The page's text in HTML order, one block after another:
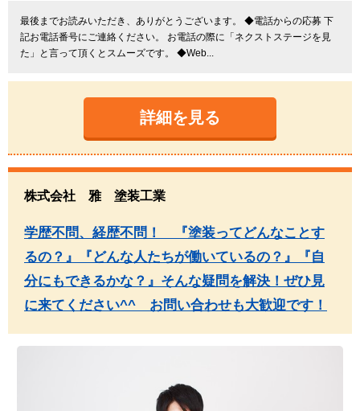
最後までお読みいただき、ありがとうございます。 ◆電話からの応募 下
記お電話番号にご連絡ください。 お電話の際に「ネクストステージを見
た」と言って頂くとスムーズです。 ◆Web...
詳細を見る
株式会社 雅 塗装工業
学歴不問、経歴不問！ 『塗装ってどんなことす
るの？』『どんな人たちが働いているの？』『自
分にもできるかな？』そんな疑問を解決！ぜひ見
に来てください^^ お問い合わせも大歓迎です！